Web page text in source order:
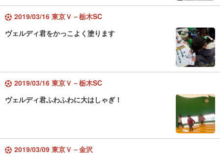
2019/03/16 東京Ｖ－栃木SC
ヴェルディ君をかっこよく塗ります
2019/03/16 東京Ｖ－栃木SC
ヴェルディ君ふわふわに大はしゃぎ！
2019/03/09 東京Ｖ－金沢